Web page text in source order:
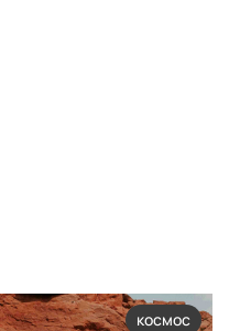
космос